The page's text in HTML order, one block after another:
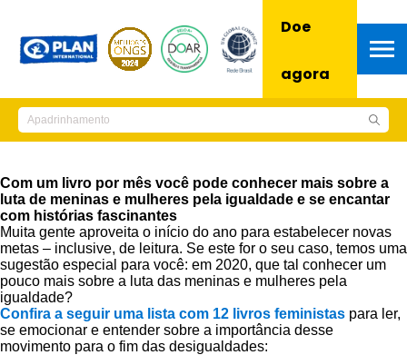
Doe
agora
Com um livro por mês você pode conhecer mais sobre a
luta de meninas e mulheres pela igualdade e se encantar
com histórias fascinantes
Muita gente aproveita o início do ano para estabelecer novas
metas – inclusive, de leitura. Se este for o seu caso, temos uma
sugestão especial para você: em 2020, que tal conhecer um
pouco mais sobre a luta das meninas e mulheres pela
igualdade?
Confira a seguir uma lista com 12 livros feministas para ler,
se emocionar e entender sobre a importância desse
movimento para o fim das desigualdades: